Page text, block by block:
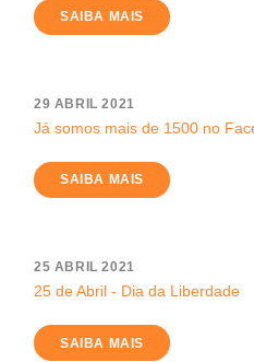
SAIBA MAIS
29 ABRIL 2021
Já somos mais de 1500 no
SAIBA MAIS
25 ABRIL 2021
25 de Abril - Dia da Liberdade
SAIBA MAIS